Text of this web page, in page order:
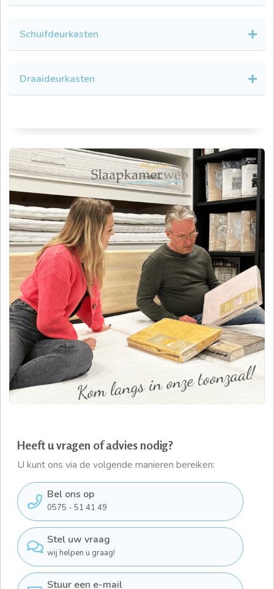
Heeft u vragen of advies nodig?
U kunt ons via de volgende manieren bereiken:
Bel ons op
0575 - 51 41 49
Stel uw vraag
wij helpen u graag!
Stuur een e-mail
Schuifdeurkasten
Draaideurkasten